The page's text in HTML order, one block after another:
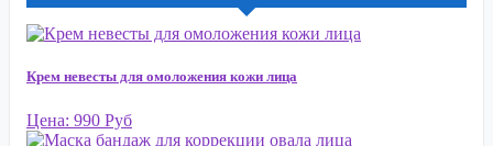
Крем невесты для омоложения кожи лица
Цена: 990 Руб